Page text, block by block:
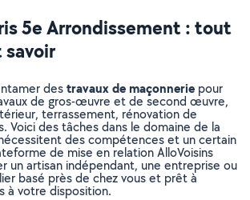
5e Arrondissement : tout
savoir
destravaux de maçonnerie pour
de gros-œuvre et de second œuvre,
terrassement, rénovation de
Voici des tâches dans le domaine de la
des compétences et un certain
de mise en relation AlloVoisins
un artisan indépendant, une entreprise ou
basé près de chez vous et prêt à
à votre disposition.